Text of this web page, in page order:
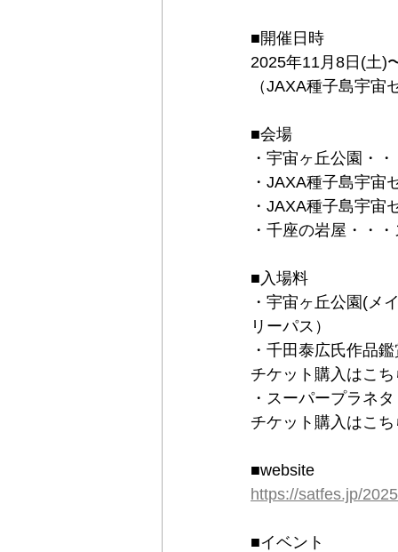
■開催日時
2025年11月8日(土)
（JAXA種子島宇
■会場
・宇宙ヶ丘公園・
・JAXA種子島宇宙
・JAXA種子島宇宙
・千座の岩屋・・
■入場料
・宇宙ヶ丘公園(メ
リーパス）
・千田泰広氏作品
チケット購入はこ
・スーパープラネ
チケット購入はこ
■website
https://satfes.jp/
​■イベント